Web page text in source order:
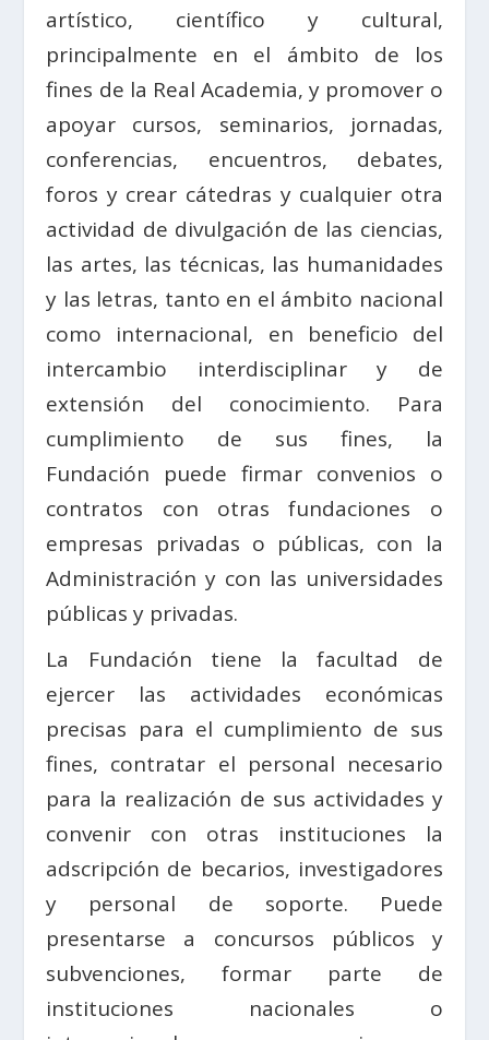
artístico, científico y cultural,
principalmente en el ámbito de los
fines de la Real Academia, y promover o
apoyar cursos, seminarios, jornadas,
conferencias, encuentros, debates,
foros y crear cátedras y cualquier otra
actividad de divulgación de las ciencias,
las artes, las técnicas, las humanidades
y las letras, tanto en el ámbito nacional
como internacional, en beneficio del
intercambio interdisciplinar y de
extensión del conocimiento. Para
cumplimiento de sus fines, la
Fundación puede firmar convenios o
contratos con otras fundaciones o
empresas privadas o públicas, con la
Administración y con las universidades
públicas y privadas.
La Fundación tiene la facultad de
ejercer las actividades económicas
precisas para el cumplimiento de sus
fines, contratar el personal necesario
para la realización de sus actividades y
convenir con otras instituciones la
adscripción de becarios, investigadores
y personal de soporte. Puede
presentarse a concursos públicos y
subvenciones, formar parte de
instituciones nacionales o